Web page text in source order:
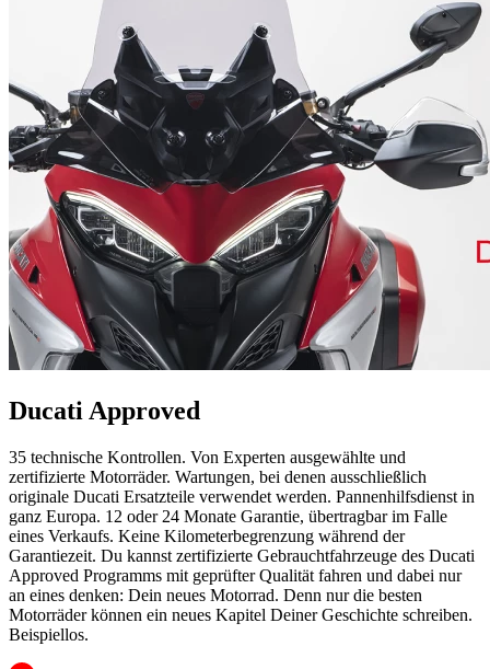
Ducati Approved
35 technische Kontrollen. Von Experten ausgewählte und
zertifizierte Motorräder. Wartungen, bei denen ausschließlich
originale Ducati Ersatzteile verwendet werden. Pannenhilfsdienst in
ganz Europa. 12 oder 24 Monate Garantie, übertragbar im Falle
eines Verkaufs. Keine Kilometerbegrenzung während der
Garantiezeit. Du kannst zertifizierte Gebrauchtfahrzeuge des Ducati
Approved Programms mit geprüfter Qualität fahren und dabei nur
an eines denken: Dein neues Motorrad. Denn nur die besten
Motorräder können ein neues Kapitel Deiner Geschichte schreiben.
Beispiellos.